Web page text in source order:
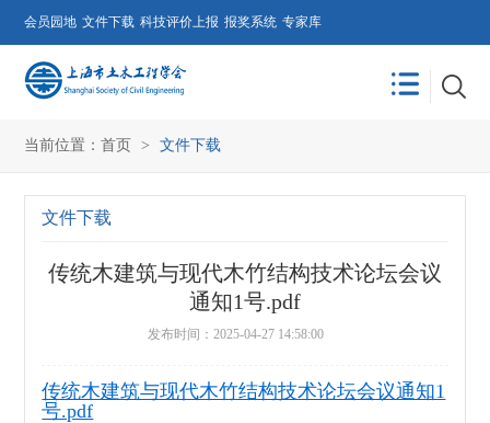
会员园地 文件下载 科技评价上报 报奖系统 专家库
当前位置：首页 > 文件下载
文件下载
传统木建筑与现代木竹结构技术论坛会议
通知1号.pdf
发布时间：2025-04-27 14:58:00
传统木建筑与现代木竹结构技术论坛会议通知1
号.pdf